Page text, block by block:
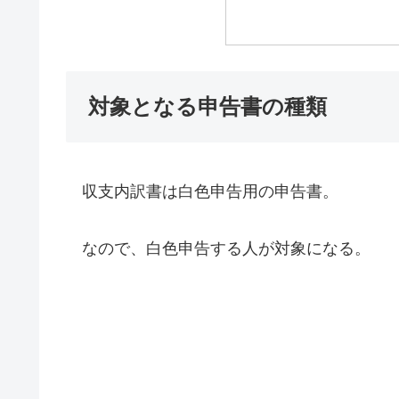
対象となる申告書の種類
収支内訳書は白色申告用の申告書。
なので、白色申告する人が対象になる。